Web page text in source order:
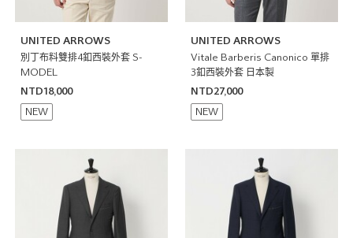
UNITED ARROWS
別丁布料雙排4釦西裝外套 S-
MODEL
NTD18,000
NEW
UNITED ARROWS
Vitale Barberis Canonico 單排
3釦西裝外套 日本製
NTD27,000
NEW